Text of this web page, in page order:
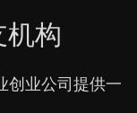
机构
创业公司提供一